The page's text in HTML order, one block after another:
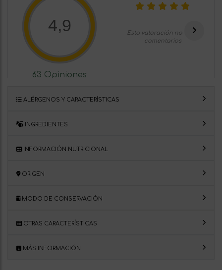
4,9
63 Opiniones
Esta valoración no tiene
comentarios
ALÉRGENOS Y CARACTERÍSTICAS
INGREDIENTES
INFORMACIÓN NUTRICIONAL
ORIGEN
MODO DE CONSERVACIÓN
OTRAS CARACTERÍSTICAS
MÁS INFORMACIÓN